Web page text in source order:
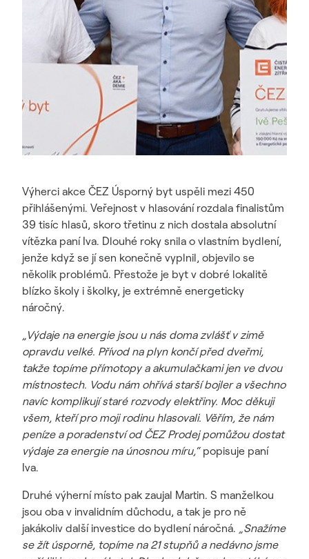
Výherci akce ČEZ Úsporný byt uspěli mezi 450
přihlášenými. Veřejnost v hlasování rozdala finalistům
39 tisíc hlasů, skoro třetinu z nich dostala absolutní
vítězka paní Iva. Dlouhé roky snila o vlastním bydlení,
jenže když se jí sen konečně vyplnil, objevilo se
několik problémů. Přestože je byt v dobré lokalitě
blízko školy i školky, je extrémně energeticky
náročný.
„Výdaje na energie jsou u nás doma zvlášť v zimě
opravdu velké. Přívod na plyn končí před dveřmi,
takže topíme přímotopy a akumulačkami jen ve dvou
místnostech. Vodu nám ohřívá starší bojler a všechno
navíc komplikují staré rozvody elektřiny. Moc děkuji
všem, kteří pro moji rodinu hlasovali. Věřím, že nám
peníze a poradenství od ČEZ Prodej pomůžou dostat
výdaje za energie na únosnou míru,“popisuje paní
Iva.
Druhé výherní místo pak zaujal Martin. S manželkou
jsou oba v invalidním důchodu, a tak je pro ně
jakákoliv další investice do bydlení náročná. „Snažíme
se žít úsporně, topíme na 21 stupňů a nedávno jsme